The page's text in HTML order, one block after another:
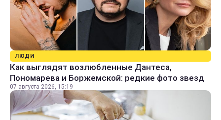
ЛЮДИ
Как выглядят возлюбленные Дантеса,
Пономарева и Боржемской: редкие фото звезд
07 августа 2026, 15:19